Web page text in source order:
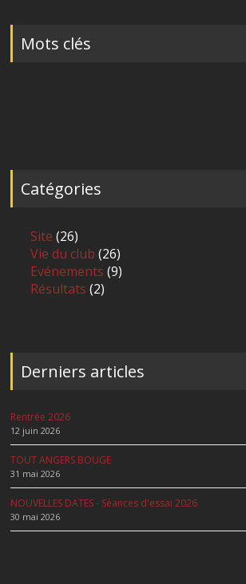
Mots clés
Catégories
Site (26)
Vie du club (26)
Evénements (9)
Résultats (2)
Derniers articles
Rentrée 2026
12 juin 2026
TOUT ANGERS BOUGE
31 mai 2026
NOUVELLES DATES - Séances d'essai 2026
30 mai 2026